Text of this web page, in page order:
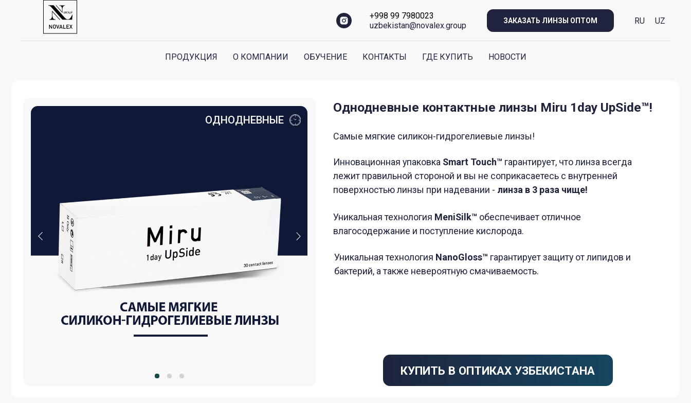
+998 99 7980023
uzbekistan@novalex.group
ЗАКАЗАТЬ ЛИНЗЫ ОПТОМ RU UZ
ПРОДУКЦИЯ О КОМПАНИИ ОБУЧЕНИЕ КОНТАКТЫ ГДЕ КУПИТЬ НОВОСТИ
Уникальная технологияNanoGloss™гарантирует защиту от липидов и
бактерий, а также невероятную смачиваемость.
Уникальная технологияMeniSilk™ обеспечивает отличное
гарантирует, что линза всегда
лежит правильной стороной и вы не соприкасаетесь с внутренней
поверхностью линзы при надевании -
линза в 3 раза чище!
Самые мягкие силикон-гидрогелиевые линзы!
ОДНОДНЕВНЫЕ